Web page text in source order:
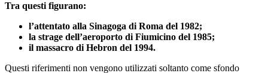
Tra questi figurano:
l’attentato alla Sinagoga di Roma del 1982;
la strage dell’aeroporto di Fiumicino del 1985;
il massacro di Hebron del 1994.
Questi riferimenti non vengono utilizzati soltanto come sfondo